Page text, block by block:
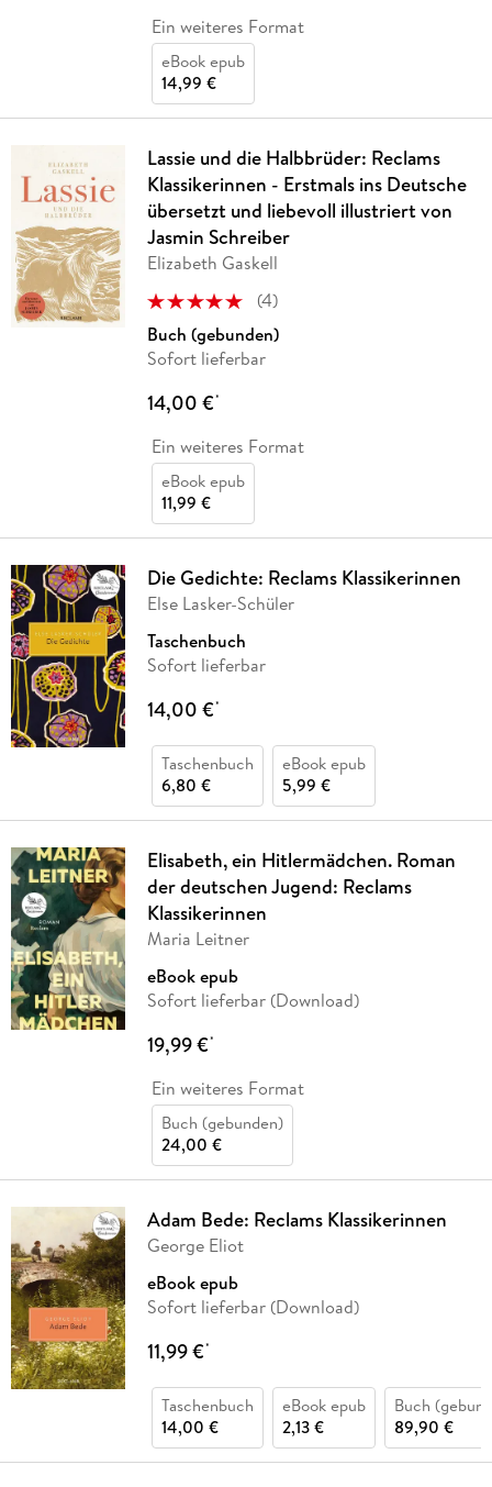
Ein weiteres Format
eBook epub
14,99 €
Lassie und die Halbbrüder: Reclams
Klassikerinnen - Erstmals ins Deutsche
übersetzt und liebevoll illustriert von
Jasmin Schreiber
Elizabeth Gaskell
(4)
Buch (gebunden)
Sofort lieferbar
14,00 €*
Ein weiteres Format
eBook epub
11,99 €
Die Gedichte: Reclams Klassikerinnen
Else Lasker-Schüler
Taschenbuch
Sofort lieferbar
14,00 €*
Taschenbuch
6,80 €
eBook epub
5,99 €
Elisabeth, ein Hitlermädchen. Roman
der deutschen Jugend: Reclams
Klassikerinnen
Maria Leitner
eBook epub
Sofort lieferbar (Download)
19,99 €*
Ein weiteres Format
Buch (gebunden)
24,00 €
Adam Bede: Reclams Klassikerinnen
George Eliot
eBook epub
Sofort lieferbar (Download)
11,99 €*
Taschenbuch
14,00 €
eBook epub
2,13 €
Buch
89,90 €